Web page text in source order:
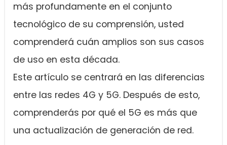
más profundamente en el conjunto
tecnológico de su comprensión, usted
comprenderá cuán amplios son sus casos
de uso en esta década.
Este artículo se centrará en las diferencias
entre las redes 4G y 5G. Después de esto,
comprenderás por qué el 5G es más que
una actualización de generación de red.